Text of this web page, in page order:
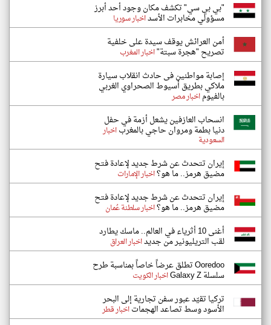
"بي بي سي" تكشف مكان وجود أحد أبرز
مسؤولي مخابرات الأسداخبار سوريا
أمن العرائش يوقف سيدة على خلفية
تصريح "هجرة سبتة"اخبار المغرب
إصابة مواطنين فى حادث انقلاب سيارة
ملاكي بطريق أسيوط الصحراوي الغربي
بالفيوماخبار مصر
انسحاب العازفين يشعل أزمة في حفل
دنيا بطمة ومروان حاجي بالمغرباخبار
السعودية
إيران تتحدث عن شرط جديد لإعادة فتح
مضيق هرمز.. ما هو؟اخبار الإمارات
إيران تتحدث عن شرط جديد لإعادة فتح
مضيق هرمز.. ما هو؟اخبار سلطنة عُمان
أغنى 10 أثرياء في العالم.. ماسك يطارد
لقب التريليونير من جديداخبار العراق
Ooredoo تطلق عرضاً خاصاً بمناسبة طرح
سلسلة Galaxy Z اخبار الكويت
تركيا تقيّد عبور سفن تجارية إلى البحر
الأسود وسط تصاعد الهجماتاخبار قطر